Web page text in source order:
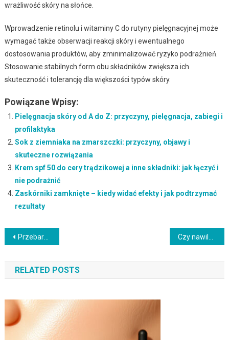
wrażliwość skóry na słońce.
Wprowadzenie retinolu i witaminy C do rutyny pielęgnacyjnej może
wymagać także obserwacji reakcji skóry i ewentualnego
dostosowania produktów, aby zminimalizować ryzyko podrażnień.
Stosowanie stabilnych form obu składników zwiększa ich
skuteczność i tolerancję dla większości typów skóry.
Powiązane Wpisy:
Pielęgnacja skóry od A do Z: przyczyny, pielęgnacja, zabiegi i
profilaktyka
Sok z ziemniaka na zmarszczki: przyczyny, objawy i
skuteczne rozwiązania
Krem spf 50 do cery trądzikowej a inne składniki: jak łączyć i
nie podrażnić
Zaskórniki zamknięte – kiedy widać efekty i jak podtrzymać
rezultaty
Nawigacja
wpisu
Przebarwienia po stanie zapalnym: najczęstsze błędy, które pogarszają problem
RELATED POSTS